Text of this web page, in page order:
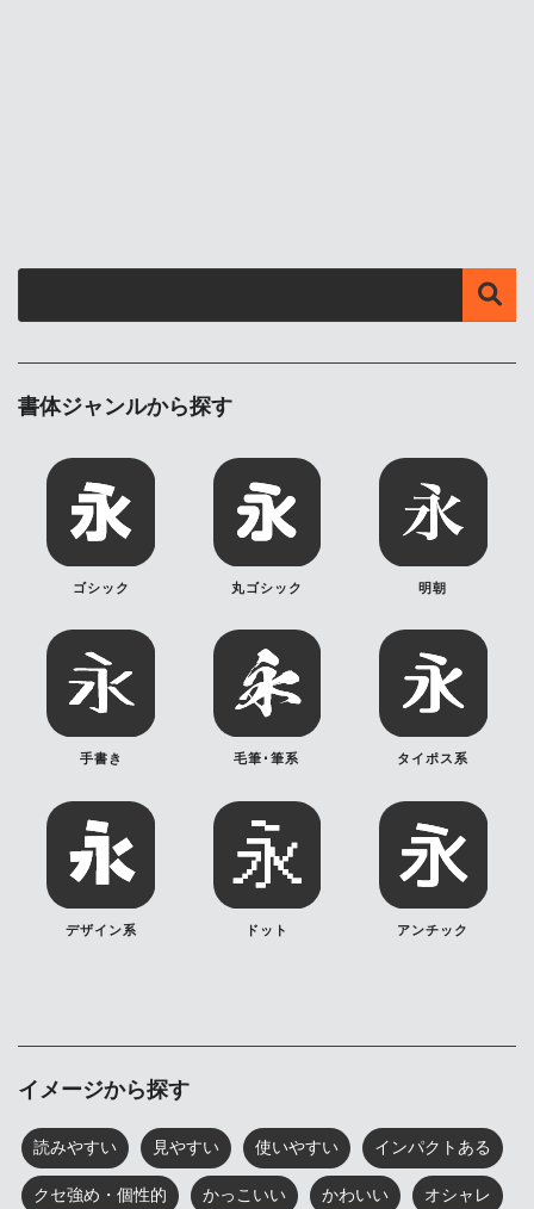
書体ジャンルから探す
ゴシック 丸ゴシック 明朝
手書き 毛筆･筆系 タイポス系
デザイン系 ドット アンチック
イメージから探す
読みやすい 見やすい 使いやすい インパクトある
クセ強め・個性的 かっこいい かわいい オシャレ